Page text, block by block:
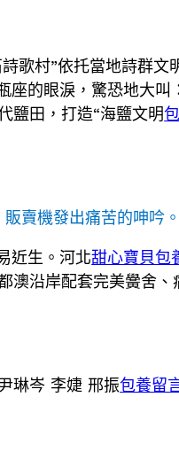
歌村”依托當地詩群文
座的眼淚，驚恐地大叫
鹽田，打造“海鹽文明
賣機發出痛苦的呻吟。
近生。河北甜心寶貝包
澳沿岸配套完美黌舍、
琳岑 李婕 邢振包養留